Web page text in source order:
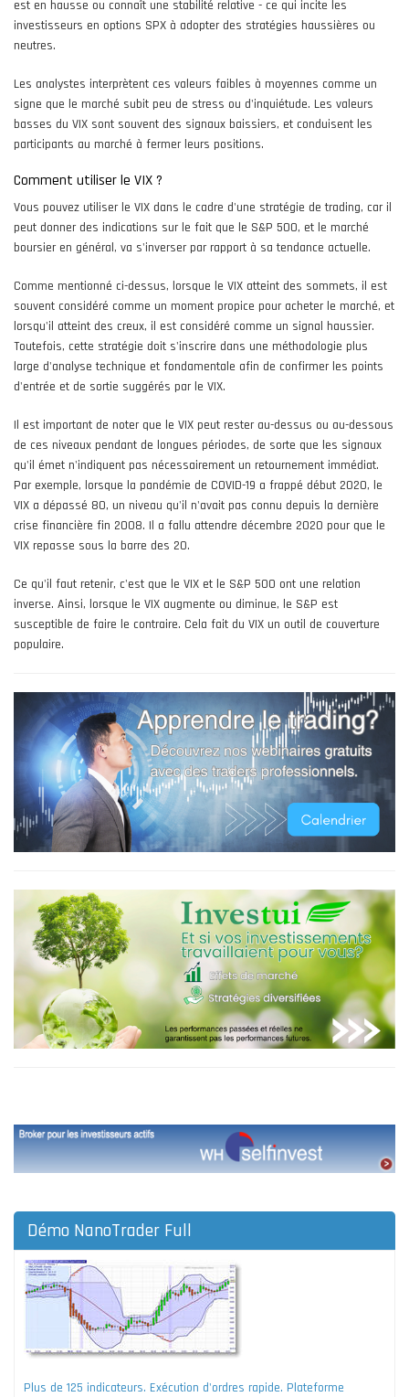
est en hausse ou connaît une stabilité relative - ce qui incite les
investisseurs en options SPX à adopter des stratégies haussières ou
neutres.
Les analystes interprètent ces valeurs faibles à moyennes comme un
signe que le marché subit peu de stress ou d'inquiétude. Les valeurs
basses du VIX sont souvent des signaux baissiers, et conduisent les
participants au marché à fermer leurs positions.
Comment utiliser le VIX ?
Vous pouvez utiliser le VIX dans le cadre d'une stratégie de trading, car il
peut donner des indications sur le fait que le S&P 500, et le marché
boursier en général, va s'inverser par rapport à sa tendance actuelle.
Comme mentionné ci-dessus, lorsque le VIX atteint des sommets, il est
souvent considéré comme un moment propice pour acheter le marché, et
lorsqu'il atteint des creux, il est considéré comme un signal haussier.
Toutefois, cette stratégie doit s'inscrire dans une méthodologie plus
large d'analyse technique et fondamentale afin de confirmer les points
d'entrée et de sortie suggérés par le VIX.
Il est important de noter que le VIX peut rester au-dessus ou au-dessous
de ces niveaux pendant de longues périodes, de sorte que les signaux
qu'il émet n'indiquent pas nécessairement un retournement immédiat.
Par exemple, lorsque la pandémie de COVID-19 a frappé début 2020, le
VIX a dépassé 80, un niveau qu'il n'avait pas connu depuis la dernière
crise financière fin 2008. Il a fallu attendre décembre 2020 pour que le
VIX repasse sous la barre des 20.
Ce qu'il faut retenir, c'est que le VIX et le S&P 500 ont une relation
inverse. Ainsi, lorsque le VIX augmente ou diminue, le S&P est
susceptible de faire le contraire. Cela fait du VIX un outil de couverture
populaire.
Démo NanoTrader Full
Plus de 125 indicateurs. Exécution d'ordres rapide. Plateforme